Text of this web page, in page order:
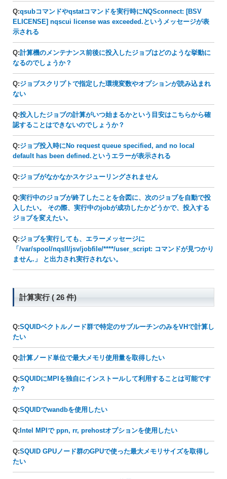
Q:qsubコマンドやqstatコマンドを実行時にNQSconnect: [BSV
ELICENSE] nqscui license was exceeded.というメッセージが表
示される
Q:計算機のメンテナンス前後に投入したジョブはどのような挙動に
なるのでしょうか？
Q:ジョブスクリプトで指定した環境変数やオプションが読み込まれ
ない
Q:投入したジョブの計算がいつ始まるかという目安はこちらから確
認することはできないのでしょうか？
Q:ジョブ投入時にNo request queue specified, and no local
default has been defined.というエラーが表示される
Q:ジョブがなかなかスケジューリングされません
Q:実行中のジョブが終了したことを合図に、次のジョブを自動で投
入したい。 その際、実行中のjobが成功したかどうかで、投入する
ジョブを変えたい。
Q:ジョブを実行しても、エラーメッセージに
「/var/spool/nqsII/jsv/jobfile/****/user_script: コマンドが見つかり
ません.」 と出力され実行されない。
計算実行 ( 26 件)
Q:SQUIDベクトルノード群で特定のサブルーチンのみをVHで計算し
たい
Q:計算ノード単位で最大メモリ使用量を取得したい
Q:SQUIDにMPIを独自にインストールして利用することは可能です
か？
Q:SQUIDでwandbを使用したい
Q: Intel MPIで ppn, rr, prehostオプションを使用したい
Q:SQUID GPUノード群のGPUで使った最大メモリサイズを取得し
たい